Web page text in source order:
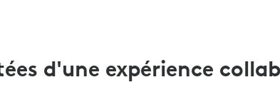
d'une expérience